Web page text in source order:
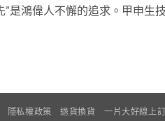
是鴻偉人不懈的追求。甲申
隱私權政策 退貨換貨 一片大好線上